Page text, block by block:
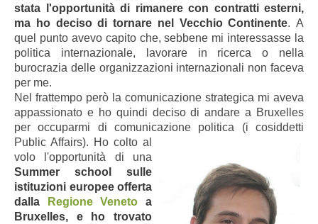
stata l'opportunità di rimanere con contratti esterni,
ma ho deciso di tornare nel Vecchio Continente. A
quel punto avevo capito che, sebbene mi interessasse la
politica internazionale, lavorare in ricerca o nella
burocrazia delle organizzazioni internazionali non faceva
per me.
Nel frattempo però la comunicazione strategica mi aveva
appassionato e ho quindi deciso di andare a Bruxelles
per occuparmi di comunicazione politica (i cosiddetti
Public Affairs). Ho colto al
volo l'opportunità di una
Summer school sulle
istituzioni europee offerta
dalla
Regione Veneto a
Bruxelles, e ho trovato